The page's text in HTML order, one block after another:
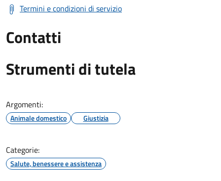
Termini e condizioni di servizio
Contatti
Strumenti di tutela
Argomenti:
Animale domestico Giustizia
Categorie:
Salute, benessere e assistenza